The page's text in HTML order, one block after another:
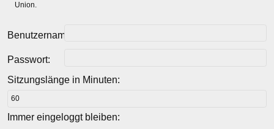
Union.
Benutzername:
Passwort:
Sitzungslänge in Minuten:
Immer eingeloggt bleiben: